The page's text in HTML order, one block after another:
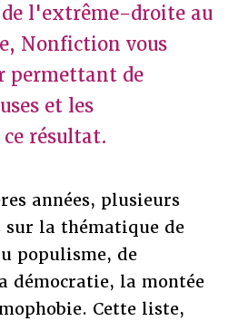
de l'extrême-droite au
Nonfiction vous
permettant de
et les
ce résultat.
années, plusieurs
sur la thématique de
populisme, de
démocratie, la montée
Cette liste,